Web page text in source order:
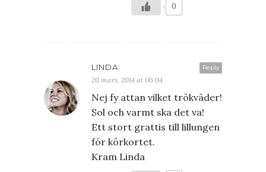
0
Reply
LINDA
20 mars, 2014 at 06:04
Nej fy attan vilket trökväder!
Sol och varmt ska det va!
Ett stort grattis till lillungen
för körkortet.
Kram Linda